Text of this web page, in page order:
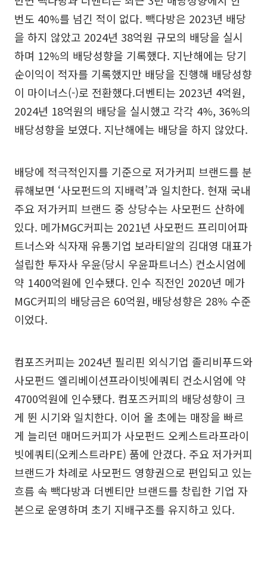
번도 40%를 넘긴 적이 없다. 빽다방은 2023년 배당
을 하지 않았고 2024년 38억원 규모의 배당을 실시
하며 12%의 배당성향을 기록했다. 지난해에는 당기
순이익이 적자를 기록했지만 배당을 진행해 배당성향
이 마이너스(-)로 전환했다.더벤티는 2023년 4억원,
2024년 18억원의 배당을 실시했고 각각 4%, 36%의
배당성향을 보였다. 지난해에는 배당을 하지 않았다.
배당에 적극적인지를 기준으로 저가커피 브랜드를 분
류해보면 ‘사모펀드의 지배력’과 일치한다. 현재 국내
주요 저가커피 브랜드 중 상당수는 사모펀드 산하에
있다. 메가MGC커피는 2021년 사모펀드 프리미어파
트너스와 식자재 유통기업 보라티알의 김대영 대표가
설립한 투자사 우윤(당시 우윤파트너스) 컨소시엄에
약 1400억원에 인수됐다. 인수 직전인 2020년 메가
MGC커피의 배당금은 60억원, 배당성향은 28% 수준
이었다.
컴포즈커피는 2024년 필리핀 외식기업 졸리비푸드와
사모펀드 엘리베이션프라이빗에쿼티 컨소시엄에 약
4700억원에 인수됐다. 컴포즈커피의 배당성향이 크
게 뛴 시기와 일치한다. 이어 올 초에는 매장을 빠르
게 늘리던 매머드커피가 사모펀드 오케스트라프라이
빗에쿼티(오케스트라PE) 품에 안겼다. 주요 저가커피
브랜드가 차례로 사모펀드 영향권으로 편입되고 있는
흐름 속 빽다방과 더벤티만 브랜드를 창립한 기업 자
본으로 운영하며 초기 지배구조를 유지하고 있다.